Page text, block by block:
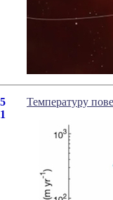
Температуру